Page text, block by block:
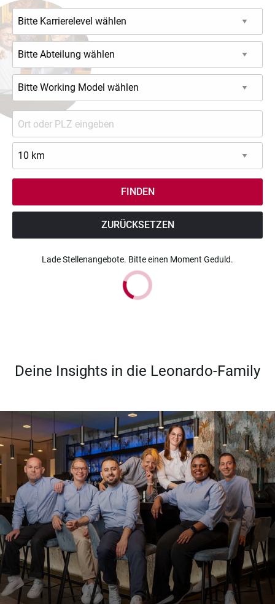
ZURÜCKSETZEN
Lade Stellenangebote. Bitte einen Moment Geduld.
Deine Insights in die Leonardo-Family